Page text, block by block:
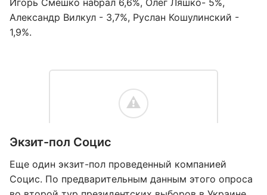
Игорь Смешко набрал 6,6%, Олег Ляшко- 5%,
Александр Вилкул - 3,7%, Руслан Кошулинский -
1,9%.
Экзит-пол Социс
Еще один экзит-пол проведенный компанией
Социс. По предварительным данным этого опроса